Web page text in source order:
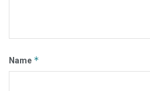
Name *